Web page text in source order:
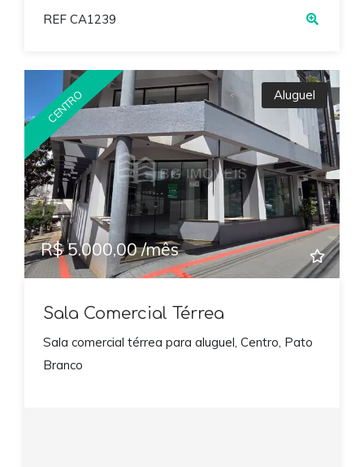
REF CA1239
CENTRO Aluguel
R$ 5.000,00 /mês
Sala Comercial Térrea
Sala comercial térrea para aluguel, Centro, Pato
Branco